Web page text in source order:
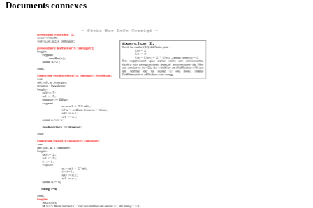
Documents connexes